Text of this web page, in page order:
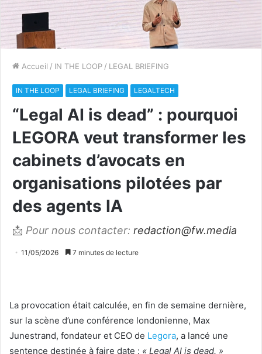
Accueil / IN THE LOOP / LEGAL BRIEFING
IN THE LOOP LEGAL BRIEFING LEGALTECH
“Legal AI is dead” : pourquoi
LEGORA veut transformer les
cabinets d’avocats en
organisations pilotées par
des agents IA
📩 Pour nous contacter: redaction@fw.media
11/05/2026 7 minutes de lecture
La provocation était calculée, en fin de semaine dernière,
sur la scène d’une conférence londonienne, Max
Junestrand, fondateur et CEO de Legora, a lancé une
sentence destinée à faire date : « Legal AI is dead. »